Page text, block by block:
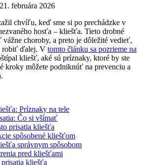
21. februára 2026
chvíľu, keď⁤ sme si po prechádzke ⁤v
hosťa – ⁢kliešťa. Tieto drobné
choroby, ⁤a preto⁤ je ⁢dôležité​ vedieť,
robiť ďalej. V tomto článku sa pozrieme ⁣na
kliešť, aké ⁤sú ‍príznaky, ktoré by⁤ ste
kroky môžete podniknúť na prevenciu a
Príznaky na tele
⁢Čo si všímať
prisatia kliešťa
⁤spôsobené kliešťom
správnym spôsobom
pred kliešťami
prisatia kliešťa